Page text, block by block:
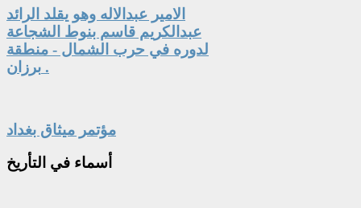
الامير عبدالاله وهو يقلد الرائد
عبدالكريم قاسم بنوط الشجاعة
لدوره في حرب الشمال - منطقة
برزان .
مؤتمر ميثاق بغداد
أسماء في التأريخ